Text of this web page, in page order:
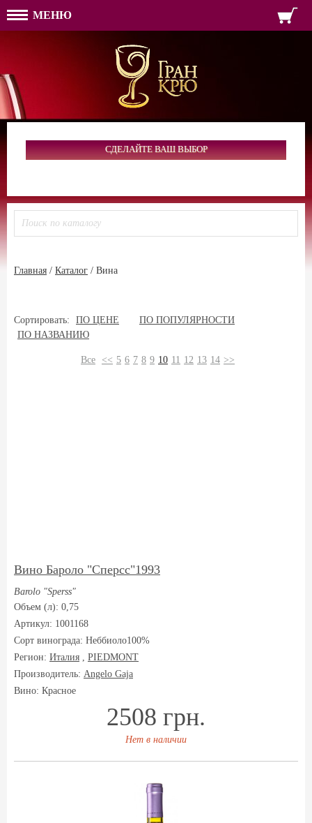
МЕНЮ
ПАРОЛЬ
ВОЙТИ
ФОРМА ОБРАТНОЙ
ТЕЛЕФОН:
ИМЯ
ПАРОЛЬ
РЕГИСТРАЦИЯ
СДЕЛАЙТЕ ВАШ ВЫБОР
Главная / Каталог / Вина
Сортировать: ПО ЦЕНЕ
ПО ПОПУЛЯРНОСТИ
ПО НАЗВАНИЮ
Все << 5 6 7 8 9 10 11 12 13 14 >>
Вино Бароло "Сперсс"1993
Barolo "Sperss"
Объем (л): 0,75
Артикул: 1001168
Сорт винограда: Неббиоло100%
Регион: Италия , PIEDMONT
Производитель: Angelo Gaja
Вино: Красное
2508 грн.
Нет в наличии